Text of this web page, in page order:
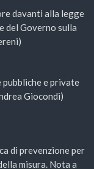
davanti alla legge
del Governo sulla
e private
Giocondi)
di prevenzione per
misura. Nota a